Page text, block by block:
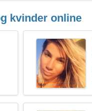
kvinder online